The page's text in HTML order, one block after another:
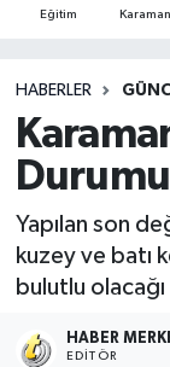
Eğitim Karaman
HABERLER
Durumu
Yapılan son
kuzey ve batı
bulutlu
HABER
EDITÖR
Ulusal
Vefat